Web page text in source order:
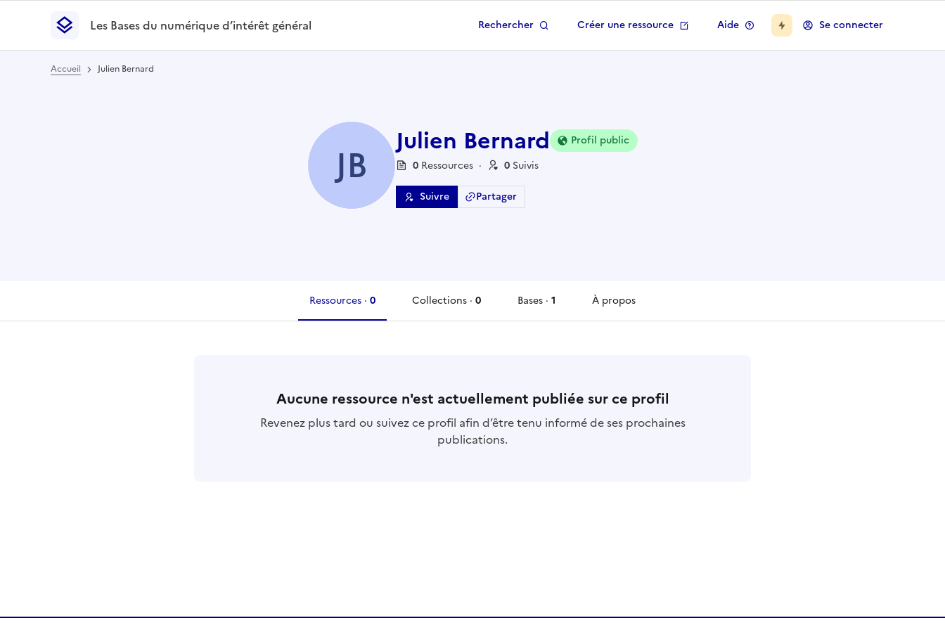
Les Bases du numérique d’intérêt général- Retour à la page d'accueil
Les Bases du numérique d’intérêt général
Rechercher Créer une ressource Aide Se connecter
Accueil Julien Bernard
JB Julien Bernard
Profil public
0 Ressources · 0 Suivis
Suivre Partager
Ressources · 0
ressources
Collections · 0
Bases · 1
À propos
Aucune ressource n'est actuellement publiée sur ce profil
Revenez plus tard ou suivez ce profil afin d’être tenu informé de ses prochaines
publications.